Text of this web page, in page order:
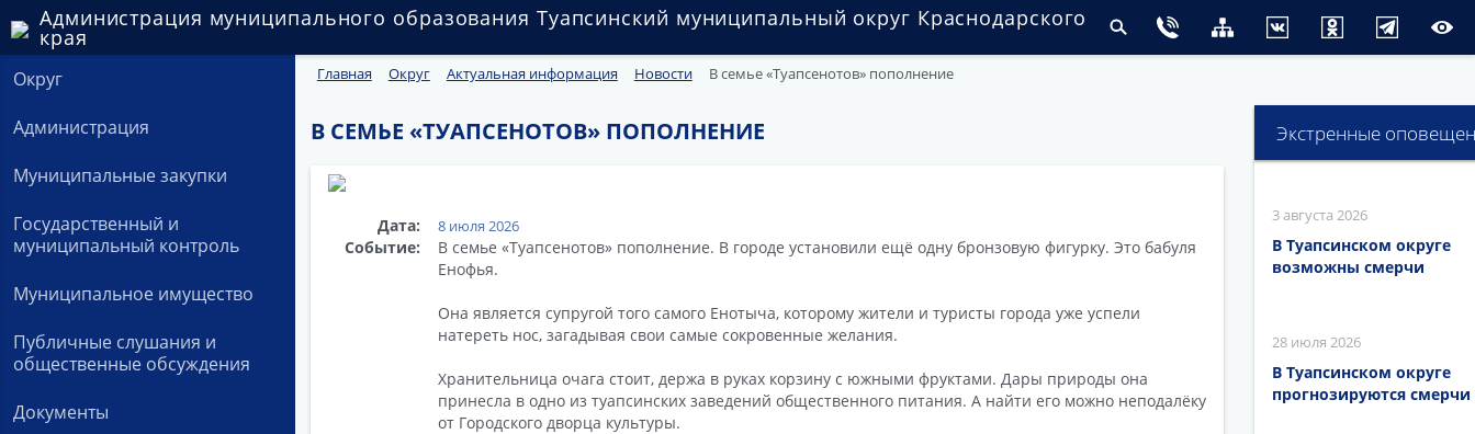
Администрация муниципального образования Туапсинский муниципальный округ Краснодарского
края
Округ
Администрация
Муниципальные закупки
Государственный и
муниципальный контроль
Муниципальное имущество
Публичные слушания и
общественные обсуждения
Документы
Главная Округ Актуальная информация Новости В семье «Туапсенотов» пополнение
В СЕМЬЕ «ТУАПСЕНОТОВ» ПОПОЛНЕНИЕ
Дата: 8 июля 2026
Событие:
В семье «Туапсенотов» пополнение. В городе установили ещё одну бронзовую фигурку. Это бабуля
Енофья.
Она является супругой того самого Енотыча, которому жители и туристы города уже успели
натереть нос, загадывая свои самые сокровенные желания.
Хранительница очага стоит, держа в руках корзину с южными фруктами. Дары природы она
принесла в одно из туапсинских заведений общественного питания. А найти его можно неподалёку
от Городского дворца культуры.
Экстренные
3 августа 2026
В Туапсинском округе
возможны смерчи
28 июля 2026
В Туапсинском округе
прогнозируются смерчи